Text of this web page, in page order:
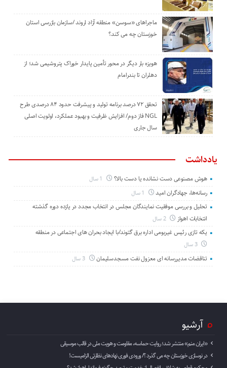
ماجراهای «سوسن» منطقه آزاد اروند /سازمان بازرسی استان
خوزستان چه می کند؟
هویزه بار دیگر در محور تأمین پایدار خوراک پتروشیمی شد؛ از
دهلران تا بندرامام
تحقق ۷۲ درصد برنامه تولید و پیشرفت حدود ۸۴ درصدی طرح
NGL فاز دوم/ افزایش ظرفیت و بهبود عملکرد، اولویت اصلی
سال جاری
یادداشت
هوش مصنوعی دست نشانده یا دست بالا؟
رسانه‌ها، جهادگران امید
تحلیل و بررسی موفقیت نمایندگان مجلس در انتخاب مجدد در یازده دوره گذشته
انتخابات اهواز
2 سال
یکه تازی رئیس غیربومی اداره برق گتوند/با ایجاد بحران های اجتماعی در منطقه
3 سال
تناقضات مدیررسانه ای معزول نفت مسجدسلیمان 3 سال
آرشیو
«ایران منم» منتشر شد؛ روایت حماسه، مقاومت و هویت ملی در قالب موسیقی
در نوسازی خوزستان چه می گذرد ؟/ ورودی فوری نهادهای نظارتی الزامیست!